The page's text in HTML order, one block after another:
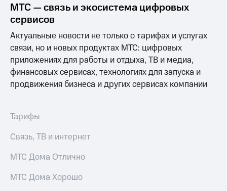
Описание
Еврооблигации-2023
Уведомление
о
погашении
именных
облигаций
Другое
деловая этика
МТС — связь и экосистема цифровых
сервисов
Актуальные новости не только о тарифах и услугах
связи, но и новых продуктах МТС: цифровых
приложениях для работы и отдыха, ТВ и медиа,
финансовых сервисах, технологиях для запуска и
продвижения бизнеса и других сервисах компании
Тарифы
Связь, ТВ и интернет
МТС Дома Отлично
МТС Дома Хорошо